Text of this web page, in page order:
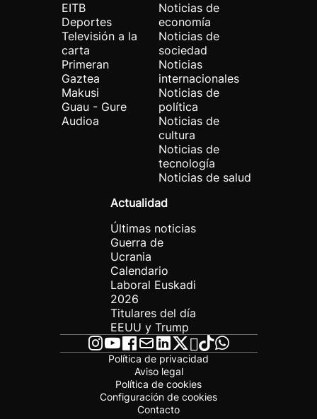
EITB
Deportes
Televisión a la
carta
Primeran
Gaztea
Makusi
Guau - Gure
Audioa
Noticias de
economía
Noticias de
sociedad
Noticias
internacionales
Noticias de
política
Noticias de
cultura
Noticias de
tecnología
Noticias de salud
Actualidad
Últimas noticias
Guerra de
Ucrania
Calendario
Laboral Euskadi
2026
Titulares del día
EEUU y Trump
Política de privacidad
Aviso legal
Política de cookies
Configuración de cookies
Contacto